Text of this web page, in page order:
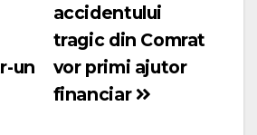
accidentului
tragic din Comrat
vor primi ajutor
financiar
un